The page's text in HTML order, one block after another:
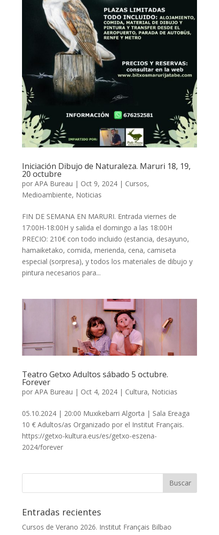
Iniciación Dibujo de Naturaleza. Maruri 18, 19,
20 octubre
por APA Bureau | Oct 9, 2024| Cursos,
Medioambiente, Noticias
FIN DE SEMANA EN MARURI. Entrada viernes de
17:00H-18:00H y salida el domingo a las 18:00H
PRECIO: 210€ con todo incluido (estancia, desayuno,
hamaiketako, comida, merienda, cena, camiseta
especial (sorpresa), y todos los materiales de dibujo y
pintura necesarios para...
Teatro Getxo Adultos sábado 5 octubre.
Forever
por APA Bureau | Oct 4, 2024| Cultura, Noticias
05.10.2024 | 20:00 Muxikebarri Algorta | Sala Ereaga
10 € Adultos/as Organizado por el Institut Français.
https://getxo-kultura.eus/es/getxo-eszena-
2024/forever
Entradas recientes
Cursos de Verano 2026. Institut Français Bilbao